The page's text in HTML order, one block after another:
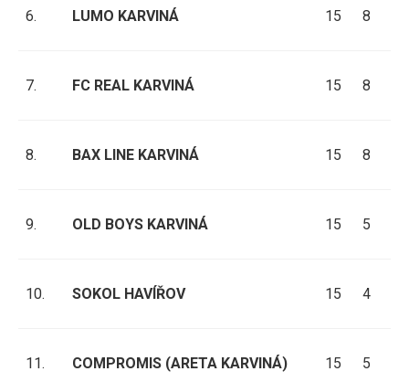
6. LUMO KARVINÁ 15 8
7. FC REAL KARVINÁ 15 8
8. BAX LINE KARVINÁ 15 8
9. OLD BOYS KARVINÁ 15 5
10. SOKOL HAVÍŘOV 15 4
11. COMPROMIS (ARETA KARVINÁ) 15 5